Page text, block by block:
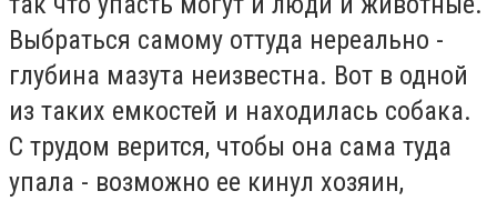
Выбраться самому оттуда нереально -
глубина мазута неизвестна. Вот в одной
из таких емкостей и находилась собака.
С трудом верится, чтобы она сама туда
упала - возможно ее кинул хозяин,